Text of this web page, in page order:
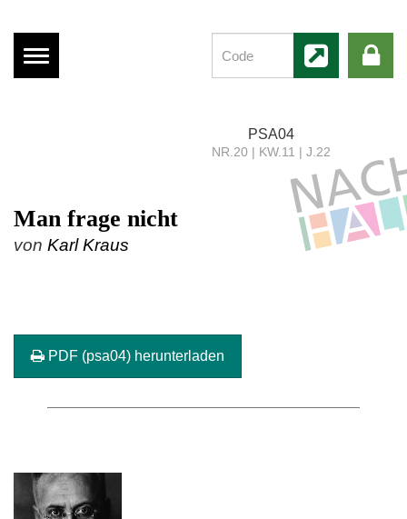
Menü
anzeigen
PSA04
NR.20 | KW.11 | J.22
Man frage nicht
von Karl Kraus
PDF (psa04) herunterladen